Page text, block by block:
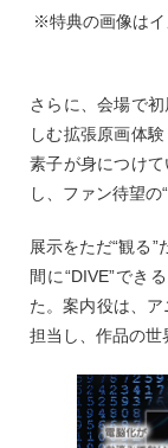
※特典の画像はイ
さらに、会場で
しむ拡張原画体
素子が身につけ
し、ファン待望の
展示をただ“観る
間に“DIVE”でき
た。案内役は、
担当し、作品の世